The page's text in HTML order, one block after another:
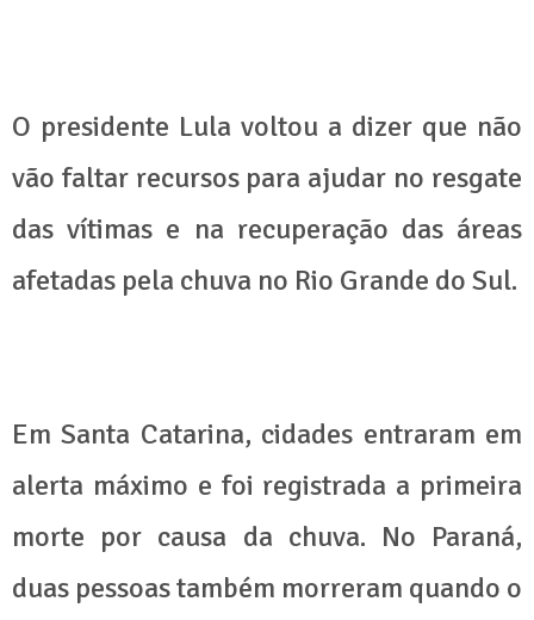
O presidente Lula voltou a dizer que não
vão faltar recursos para ajudar no resgate
das vítimas e na recuperação das áreas
afetadas pela chuva no Rio Grande do Sul.
Em Santa Catarina, cidades entraram em
alerta máximo e foi registrada a primeira
morte por causa da chuva. No Paraná,
duas pessoas também morreram quando o